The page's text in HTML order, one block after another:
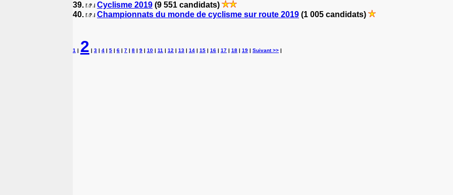
39.
Cyclisme 2019 (9 551 candidats)
40.
Championnats du monde de cyclisme sur route 2019 (1 005 candidats)
1 | 2 | 3 | 4 | 5 | 6 | 7 | 8 | 9 | 10 | 11 | 12 | 13 | 14 | 15 | 16 | 17 | 18 | 19 | Suivant >> |